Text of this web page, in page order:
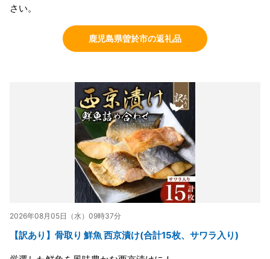
さい。
鹿児島県曽於市の返礼品
2026年08月05日（水）09時37分
【訳あり】骨取り 鮮魚 西京漬け(合計15枚、サワラ入り)